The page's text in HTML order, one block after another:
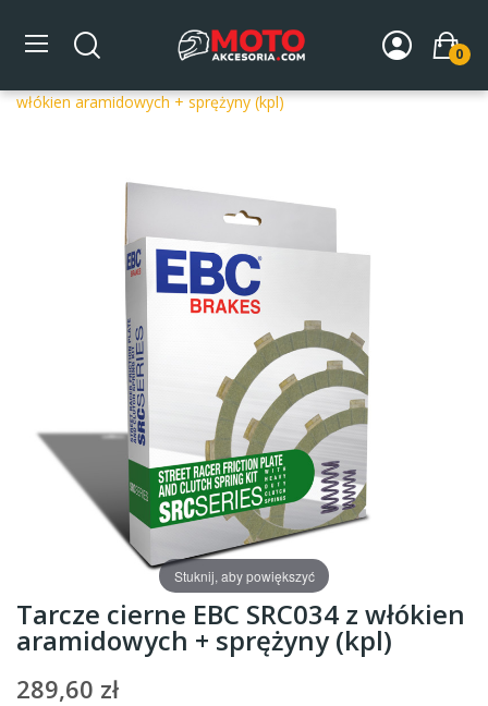
0
Strona główna DLA MOTOCYKLA
Części silnikowe
włókien aramidowych + sprężyny (kpl)
Stuknij, aby powiększyć
Tarcze cierne EBC SRC034 z włókien
aramidowych + sprężyny (kpl)
289,60 zł